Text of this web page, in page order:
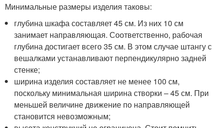
Минимальные размеры изделия таковы:
глубина шкафа составляет 45 см. Из них 10 см
занимает направляющая. Соответственно, рабочая
глубина достигает всего 35 см. В этом случае штангу с
вешалками устанавливают перпендикулярно задней
стенке;
ширина изделия составляет не менее 100 см,
поскольку минимальная ширина створки – 45 см. При
меньшей величине движение по направляющей
становится невозможным;